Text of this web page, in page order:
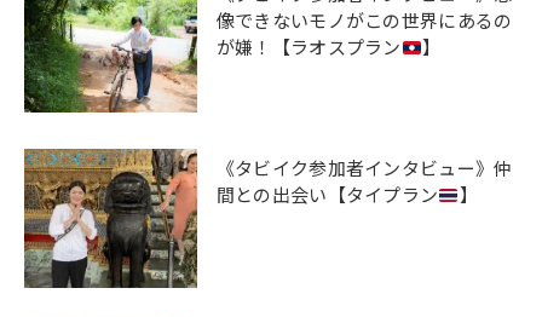
像できないモノがこの世界にあるの
が嫌！【ラオスプラン
】
《タビイク参加者インタビュー》仲
間との出会い【タイプラン
】